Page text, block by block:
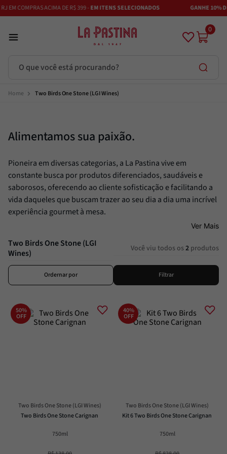
EM COMPRAS ACIMA DE R$ 399 -EM ITENS SELECIONADOS GANHE 10%
0
Two Birds One Stone (LGI Wines)
Alimentamos sua paixão.
Pioneira em diversas categorias, a La Pastina vive em
constante busca por produtos diferenciados, saudáveis e
saborosos, oferecendo ao cliente sofisticação e facilitando a
vida daqueles que buscam trazer ao seu dia a dia uma incrível
experiência gourmet à mesa.
Ver Mais
Two Birds One Stone (LGI
Wines)
Você viu todos os2 produtos
Ordernar por Filtrar
50%
OFF
Two Birds One Stone (LGI Wines)
Two Birds One Stone Carignan
750ml
40%
OFF
Two Birds One Stone (LGI Wines)
Kit 6 Two Birds One Stone Carignan
750ml
Termos mais buscados
Vinhos
4º Azeitona
5º Bruschetta
6º Maestra
7º Alcachofra
9º Molho